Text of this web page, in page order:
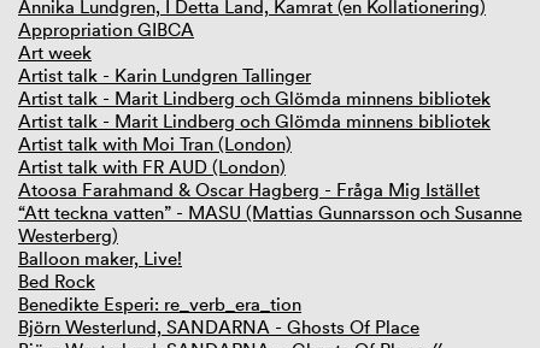
Annika Lundgren, I Detta Land, Kamrat (en Kollationering)
Appropriation GIBCA
Art week
Artist talk - Karin Lundgren Tallinger
Artist talk - Marit Lindberg och Glömda minnens bibliotek
Artist talk - Marit Lindberg och Glömda minnens bibliotek
Artist talk with Moi Tran (London)
Artist talk with FR AUD (London)
Atoosa Farahmand & Oscar Hagberg - Fråga Mig Istället
“Att teckna vatten” - MASU (Mattias Gunnarsson och Susanne
Westerberg)
Balloon maker, Live!
Bed Rock
Benedikte Esperi: re_verb_era_tion
Björn Westerlund, SANDARNA - Ghosts Of Place